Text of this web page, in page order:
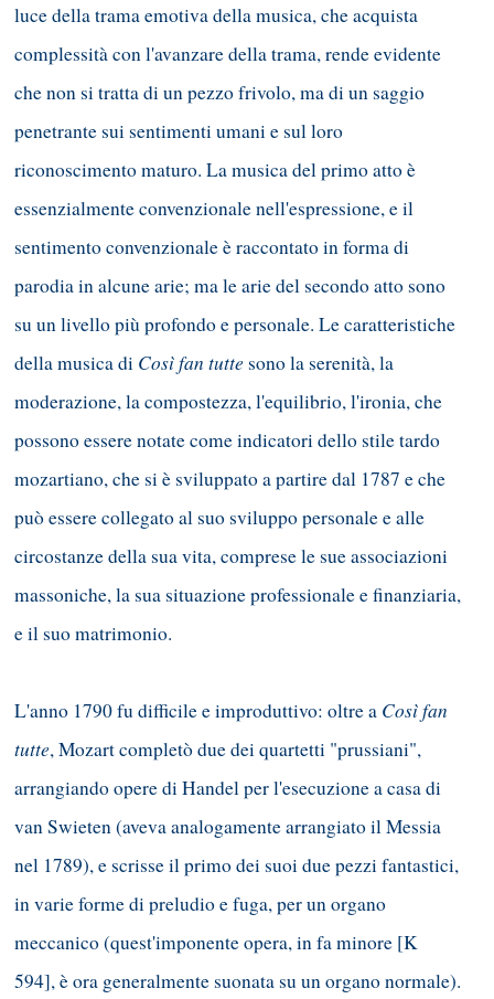
luce della trama emotiva della musica, che acquista
complessità con l'avanzare della trama, rende evidente
che non si tratta di un pezzo frivolo, ma di un saggio
penetrante sui sentimenti umani e sul loro
riconoscimento maturo. La musica del primo atto è
essenzialmente convenzionale nell'espressione, e il
sentimento convenzionale è raccontato in forma di
parodia in alcune arie; ma le arie del secondo atto sono
su un livello più profondo e personale. Le caratteristiche
della musica di Così fan tutte sono la serenità, la
moderazione, la compostezza, l'equilibrio, l'ironia, che
possono essere notate come indicatori dello stile tardo
mozartiano, che si è sviluppato a partire dal 1787 e che
può essere collegato al suo sviluppo personale e alle
circostanze della sua vita, comprese le sue associazioni
massoniche, la sua situazione professionale e finanziaria,
e il suo matrimonio.
L'anno 1790 fu difficile e improduttivo: oltre a Così fan
tutte, Mozart completò due dei quartetti "prussiani",
arrangiando opere di Handel per l'esecuzione a casa di
van Swieten (aveva analogamente arrangiato il Messia
nel 1789), e scrisse il primo dei suoi due pezzi fantastici,
in varie forme di preludio e fuga, per un organo
meccanico (quest'imponente opera, in fa minore [K
594], è ora generalmente suonata su un organo normale).